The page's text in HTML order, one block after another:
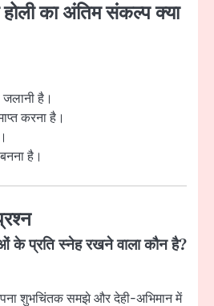
का अंतिम संकल्प क्या
है।
करना है।
है।
के प्रति स्नेह रखने वाला कौन है?
शुभचिंतक समझे और देही-अभिमान में